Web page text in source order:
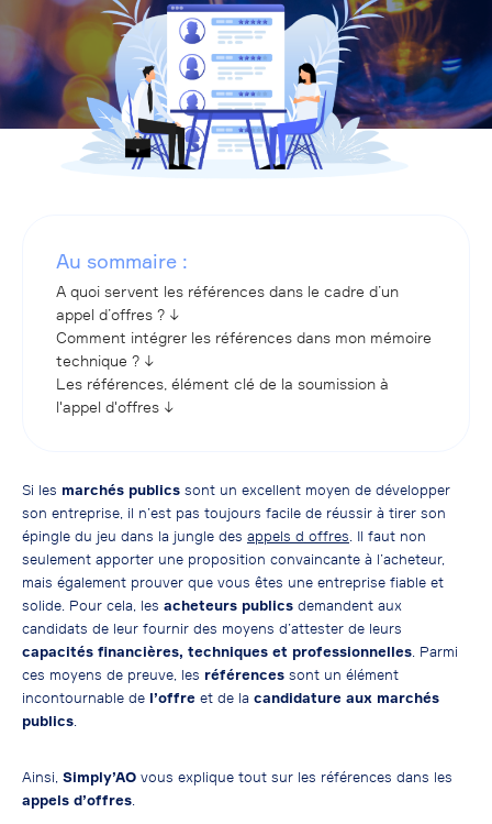
Au sommaire :
A quoi servent les références dans le cadre d’un
appel d’offres ? ↓
Comment intégrer les références dans mon mémoire
technique ? ↓
Les références, élément clé de la soumission à
l'appel d'offres ↓
Si les marchés publics sont un excellent moyen de développer
son entreprise, il n’est pas toujours facile de réussir à tirer son
épingle du jeu dans la jungle des appels d offres . Il faut non
seulement apporter une proposition convaincante à l’acheteur,
mais également prouver que vous êtes une entreprise fiable et
solide. Pour cela, les acheteurs publics demandent aux
candidats de leur fournir des moyens d’attester de leurs
capacités financières, techniques et professionnelles . Parmi
ces moyens de preuve, les références sont un élément
incontournable de l’offre et de la candidature aux marchés
publics
Ainsi, Simply’AO vous explique tout sur les références dans les
appels d’offres